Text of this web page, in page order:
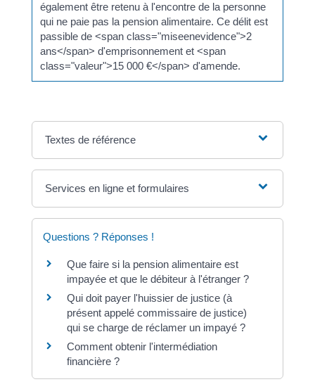
également être retenu à l'encontre de la personne
qui ne paie pas la pension alimentaire. Ce délit est
passible de <span class="miseenevidence">2
ans</span> d'emprisonnement et <span
class="valeur">15 000 €</span> d'amende.
Textes de référence
Services en ligne et formulaires
Questions ? Réponses !
Que faire si la pension alimentaire est
impayée et que le débiteur à l'étranger ?
Qui doit payer l'huissier de justice (à
présent appelé commissaire de justice)
qui se charge de réclamer un impayé ?
Comment obtenir l'intermédiation
financière ?